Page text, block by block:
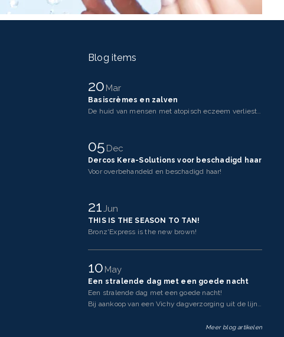
Blog items
20Mar
Basiscrèmes en zalven
De huid van mensen met atopisch eczeem verliest makkelijker vocht dan een gezonde huid. Dit komt doo
05Dec
Dercos Kera-Solutions voor beschadigd haar
Voor overbehandeld en beschadigd haar!
21Jun
THIS IS THE SEASON TO TAN!
Bronz'Express is the new brown!
10May
Een stralende dag met een goede nacht
Een stralende dag met een goede nacht!
Bij aankoop van een Vichy dagverzorging uit de lijnen Neovadi
Meer blog artikelen